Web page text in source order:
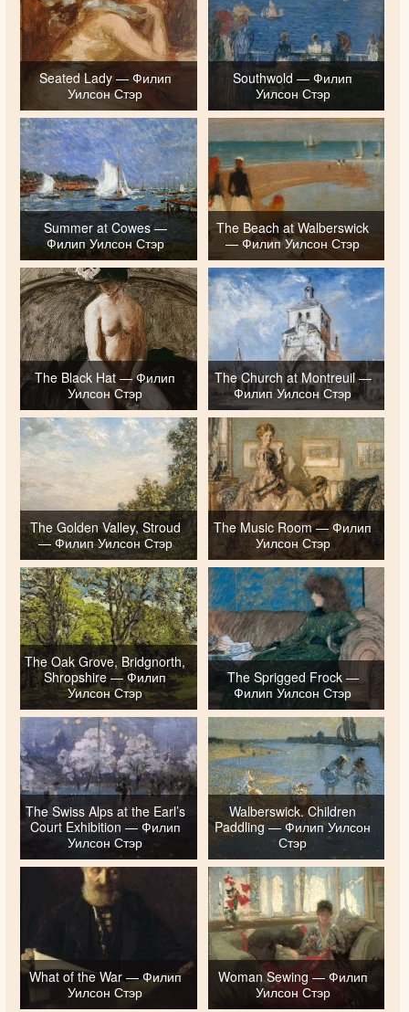
Seated Lady — Филип
Уилсон Стэр
Southwold — Филип
Уилсон Стэр
Summer at Cowes —
Филип Уилсон Стэр
The Beach at Walberswick
— Филип Уилсон Стэр
The Black Hat — Филип
Уилсон Стэр
The Church at Montreuil —
Филип Уилсон Стэр
The Golden Valley, Stroud
— Филип Уилсон Стэр
The Music Room — Филип
Уилсон Стэр
The Oak Grove, Bridgnorth,
Shropshire — Филип
Уилсон Стэр
The Sprigged Frock —
Филип Уилсон Стэр
The Swiss Alps at the Earl’s
Court Exhibition — Филип
Уилсон Стэр
Walberswick. Children
Paddling — Филип Уилсон
Стэр
What of the War — Филип
Уилсон Стэр
Woman Sewing — Филип
Уилсон Стэр